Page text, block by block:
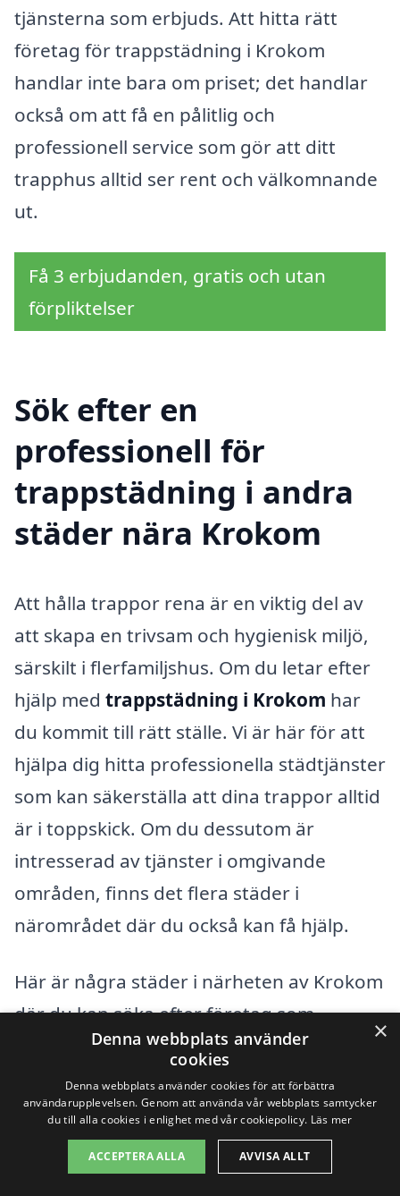
tjänsterna som erbjuds. Att hitta rätt
företag för trappstädning i Krokom
handlar inte bara om priset; det handlar
också om att få en pålitlig och
professionell service som gör att ditt
trapphus alltid ser rent och välkomnande
ut.
Få 3 erbjudanden, gratis och utan
förpliktelser
Sök efter en
professionell för
trappstädning i andra
städer nära Krokom
Att hålla trappor rena är en viktig del av
att skapa en trivsam och hygienisk miljö,
särskilt i flerfamiljshus. Om du letar efter
hjälp med trappstädning i Krokom har
du kommit till rätt ställe. Vi är här för att
hjälpa dig hitta professionella städtjänster
som kan säkerställa att dina trappor alltid
är i toppskick. Om du dessutom är
intresserad av tjänster i omgivande
områden, finns det flera städer i
närområdet där du också kan få hjälp.
Här är några städer i närheten av Krokom
där du kan söka efter företag som
erbjuder trappstädning:
Östersund
Alger
×
Denna webbplats använder
cookies
Denna webbplats använder cookies för att förbättra
användarupplevelsen. Genom att använda vår webbplats samtycker
du till alla cookies i enlighet med vår cookiepolicy. Läs mer
ACCEPTERA ALLA AVVISA ALLT